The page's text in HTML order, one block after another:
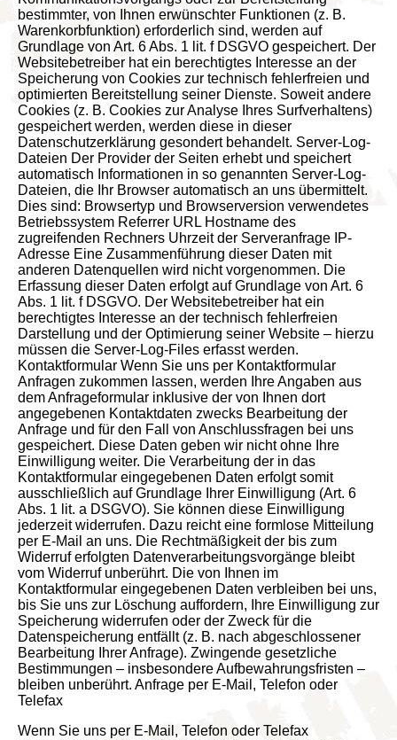
Wenn Sie uns per E-Mail, Telefon oder Telefax kontaktieren, wird Ihre Anfrage inklusive aller daraus hervorgehenden personenbezogenen Daten (Name, Anfrage) zum Zwecke der Bearbeitung Ihres Anliegens bei uns gespeichert und verarbeitet. Diese Daten geben wir nicht ohne Ihre Einwilligung weiter. Die Verarbeitung dieser Daten erfolgt auf Grundlage von Art. 6 Abs. 1 lit. b DSGVO, sofern Ihre Anfrage mit der Erfüllung eines Vertrags zusammenhängt oder zur Durchführung vorvertraglicher Maßnahmen erforderlich ist. In allen übrigen Fällen beruht die Verarbeitung auf Ihrer Einwilligung (Art. 6 Abs. 1 lit. a DSGVO) und/oder auf unseren berechtigten Interessen (Art. 6 Abs. 1 lit. f DSGVO), da wir ein berechtigtes Interesse an der effektiven Bearbeitung der an uns gerichteten Anfragen haben. Die von Ihnen an uns per Kontaktanfragen übersandten Daten verbleiben bei uns, bis Sie uns zur Löschung auffordern, Ihre Einwilligung zur Speicherung widerrufen oder der Zweck für die Datenspeicherung entfällt (z. B. nach abgeschlossener Bearbeitung Ihres Anliegens). Zwingende gesetzliche Bestimmungen – insbesondere gesetzliche Aufbewahrungsfristen – bleiben unberührt. Registrierung auf dieser Website Sie können sich auf unserer Website registrieren, um zusätzliche Funktionen auf der Seite zu nutzen. Die dazu eingegebenen Daten verwenden wir nur zum Zwecke der Nutzung des jeweiligen Angebotes oder Dienstes, für den Sie sich registriert haben. Die bei der Registrierung abgefragten Pflichtangaben müssen vollständig angegeben Cookie Einstellungen werden. Anderenfalls werden wir die Registrierung ablehnen. Für wichtige Änderungen etwa beim Angebotsumfang oder bei technisch notwendigen Änderungen nutzen wir die bei der Registrierung angegebene E-Mail-Adresse, um Sie auf diesem Wege zu informieren. Die Verarbeitung der bei der Registrierung eingegebenen Daten erfolgt auf Grundlage Ihrer Einwilligung (Art. 6 Abs. 1 lit. a DSGVO). Sie können eine von Ihnen erteilte Einwilligung jederzeit widerrufen. Dazu reicht eine formlose Mitteilung per E-Mail an uns. Die Rechtmäßigkeit der bereits erfolgten Datenverarbeitung bleibt vom Widerruf unberührt. Die bei der Registrierung erfassten Daten werden von uns gespeichert, solange Sie auf unserer Website registriert sind und werden anschließend gelöscht. Gesetzliche Aufbewahrungsfristen bleiben unberührt. Verarbeiten von Daten (Kunden- und Vertragsdaten) Wir erheben, verarbeiten und nutzen personenbezogene Daten nur, soweit sie für die Begründung, inhaltliche Ausgestaltung oder Änderung des Rechtsverhältnisses erforderlich sind (Bestandsdaten). Dies erfolgt auf Grundlage von Art. 6 Abs. 1 lit. b DSGVO, der die Verarbeitung von Daten zur Erfüllung eines Vertrags oder vorvertraglicher Maßnahmen gestattet. Personenbezogene Daten über die Inanspruchnahme unserer Internetseiten (Nutzungsdaten) erheben, verarbeiten und nutzen wir nur, soweit dies erforderlich ist, um dem Nutzer die Inanspruchnahme des Dienstes zu ermöglichen oder abzurechnen. Die erhobenen Kundendaten werden nach Abschluss des Auftrags oder Beendigung der Geschäftsbeziehung gelöscht. Gesetzliche Aufbewahrungsfristen bleiben unberührt. Datenübermittlung bei Vertragsschluss für Online-Shops, Händler und Warenversand Wir übermitteln personenbezogene Daten an Dritte nur dann, wenn dies im Rahmen der Vertragsabwicklung notwendig ist, etwa an die mit der Lieferung der Ware betrauten Unternehmen oder das mit der Zahlungsabwicklung beauftragte Kreditinstitut. Eine weitergehende Übermittlung der Daten erfolgt nicht bzw. nur dann, wenn Sie der Übermittlung ausdrücklich zugestimmt haben. Eine Weitergabe Ihrer Daten an Dritte ohne ausdrückliche Einwilligung, etwa zu Zwecken der Werbung, erfolgt nicht. Grundlage für die Datenverarbeitung ist Art. 6 Abs. 1 lit. b DSGVO, der die Verarbeitung von Daten zur Erfüllung eines Vertrags oder vorvertraglicher Maßnahmen gestattet. Datenübermittlung bei Vertragsschluss für Dienstleistungen und digitale Inhalte Wir übermitteln personenbezogene Daten an Dritte nur dann, wenn dies im Rahmen der Vertragsabwicklung notwendig ist, etwa an das mit der Zahlungsabwicklung beauftragte Kreditinstitut. Eine weitergehende Übermittlung der Daten erfolgt nicht bzw. nur dann, wenn Sie der Übermittlung ausdrücklich zugestimmt haben. Eine Weitergabe Ihrer Daten an Dritte ohne ausdrückliche Einwilligung, etwa zu Zwecken der Werbung, erfolgt nicht. Grundlage für die Datenverarbeitung ist Art. 6 Abs. 1 lit. b DSGVO, der die Verarbeitung von Daten zur Erfüllung eines Vertrags oder vorvertraglicher Maßnahmen gestattet. Registrierung mit Facebook Connect Statt einer direkten Registrierung auf unserer Website können Sie sich mit Facebook Connect registrieren. Anbieter dieses Dienstes ist die Facebook Ireland Limited, 4 Grand Canal Square, Dublin 2, Irland. Wenn Sie sich für die Registrierung mit Facebook Connect entscheiden und auf den „Login with Facebook“-/ „Connect with Facebook“-Button klicken, werden Sie automatisch auf die Plattform von Facebook weitergeleitet. Dort können Sie sich mit Ihren Nutzungsdaten anmelden. Dadurch wird Ihr Facebook-Profil mit unserer Website bzw. unseren Diensten verknüpft. Durch diese Verknüpfung erhalten wir Zugriff auf Ihre bei Facebook hinterlegten Daten. Dies sind vor allem: Facebook-Name Facebook-Profil- und Titelbild Facebook-Titelbild Cookie Einstellungen bei Facebook hinterlegte E-Mail-Adresse Facebook-ID Facebook-Freundeslisten Facebook Likes („Gefällt-mir“-Angaben) Geburtstag Geschlecht Land Sprache Diese Daten werden zur Einrichtung, Bereitstellung und Personalisierung Ihres Accounts genutzt. Die Registrierung mit Facebook-Connect und die damit verbundenen Datenverarbeitungsvorgänge erfolgen auf Grundlage Ihrer Einwilligung (Art. 6 Abs. 1 lit. a DSGVO). Diese Einwilligung können Sie jederzeit mit Wirkung für die Zukunft widerrufen. Weitere Informationen finden Sie in den Facebook-Nutzungsbedingungen und den FacebookDatenschutzbestimmungen. Diese finden Sie unter: https://de-de.facebook.com/about/privacy/ und https://dede.facebook.com/legal/terms/. Kommentarfunktion auf dieser Website Für die Kommentarfunktion auf dieser Seite werden neben Ihrem Kommentar auch Angaben zum Zeitpunkt der Erstellung des Kommentars, Ihre E-Mail-Adresse und, wenn Sie nicht anonym posten, der von Ihnen gewählte Nutzername gespeichert. Speicherung der IP-Adresse Unsere Kommentarfunktion speichert die IP-Adressen der Nutzer, die Kommentare verfassen. Da wir Kommentare auf unserer Seite nicht vor der Freischaltung prüfen, benötigen wir diese Daten, um im Falle von Rechtsverletzungen wie Beleidigungen oder Propaganda gegen den Verfasser vorgehen zu können. Abonnieren von Kommentaren Als Nutzer der Seite können Sie nach einer Anmeldung Kommentare abonnieren. Sie erhalten eine Bestätigungsemail, um zu prüfen, ob Sie der Inhaber der angegebenen E-Mail-Adresse sind. Sie können diese Funktion jederzeit über einen Link in den Info-Mails abbestellen. Die im Rahmen des Abonnierens von Kommentaren eingegebenen Daten werden in diesem Fall gelöscht; wenn Sie diese Daten für andere Zwecke und an anderer Stelle (z.B. Newsletterbestellung) an uns übermittelt haben, verbleiben die jedoch bei uns. Speicherdauer der Kommentare Die Kommentare und die damit verbundenen Daten (z. B. IP-Adresse) werden gespeichert und verbleiben auf unserer Website, bis der kommentierte Inhalt vollständig gelöscht wurde oder die Kommentare aus rechtlichen Gründen gelöscht werden müssen (z. B. beleidigende Kommentare). Rechtsgrundlage Die Speicherung der Kommentare erfolgt auf Grundlage Ihrer Einwilligung (Art. 6 Abs. 1 lit. a DSGVO). Sie können eine von Ihnen erteilte Einwilligung jederzeit widerrufen. Dazu reicht eine formlose Mitteilung per E-Mail an uns. Die Rechtmäßigkeit der bereits erfolgten Datenverarbeitungsvorgänge bleibt vom Widerruf unberührt. 4. Plugins und Tools Google Web Fonts Diese Seite nutzt zur einheitlichen Darstellung von Schriftarten so genannte Web Fonts, die von Google bereitgestellt werden. Die Google Fonts sind lokal installiert. Eine Verbindung zu Servern von Google findet dabei nicht statt. Cookie Einstellungen Google Maps Diese Seite nutzt über eine API den Kartendienst Google Maps. Anbieter ist die Google Ireland Limited („Google“), Gordon House, Barrow Street, Dublin 4, Irland. Zur Nutzung der Funktionen von Google Maps ist es notwendig, Ihre IP Adresse zu speichern. Diese Informationen werden in der Regel an einen Server von Google in den USA übertragen und dort gespeichert. Der Anbieter dieser Seite hat keinen Einfluss auf diese Datenübertragung. Die Nutzung von Google Maps erfolgt im Interesse einer ansprechenden Darstellung unserer Online-Angebote und an einer leichten Auffindbarkeit der von uns auf der Website angegebenen Orte. Dies stellt ein berechtigtes Interesse im Sinne von Art. 6 Abs. 1 lit. f DSGVO dar. Mehr Informationen zum Umgang mit Nutzerdaten finden Sie in der Datenschutzerklärung von Google: https://policies.google.com/privacy?hl=de. Adobe Fonts Unsere Website nutzt zur einheitlichen Darstellung bestimmter Schriftarten Web Fonts von Adobe. Anbieter ist die Adobe Systems Incorporated, 345 Park Avenue, San Jose, CA 95110-2704, USA (Adobe). Beim Aufruf unserer Seiten lädt Ihr Browser die benötigten Schriftarten direkt von Adobe, um sie Ihrem Endgerät korrekt anzeigen zu können. Dabei stellt Ihr Browser eine Verbindung zu den Servern von Adobe in den USA her. Hierdurch erlangt Adobe Kenntnis darüber, dass über Ihre IP-Adresse unsere Website aufgerufen wurde. Bei der Bereitstellung der Schriftarten werden nach Aussage von Adobe keine Cookies gespeichert. Adobe verfügt über eine Zertifizierung nach dem EU-US-Privacy-Shield. Der Privacy-Shield ist ein Abkommen zwischen den Vereinigten Staaten von Amerika und der Europäischen Union, das die Einhaltung europäischer Datenschutzstandards gewährleisten soll. Nähere Informationen finden Sie unter: https://www.adobe.com/de/privacy/eudatatransfers.html. Die Nutzung von Adobe Fon